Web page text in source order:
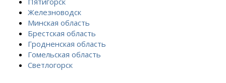
Железноводск
Минская область
Брестская область
Гродненская область
Гомельская область
Светлогорск